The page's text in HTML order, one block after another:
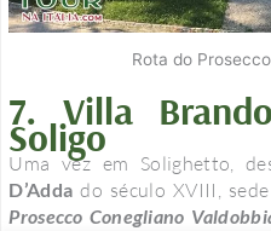
Rota do
7.Villa
Soligo
Uma vez em Solighetto,
D’Adda do século XVIII,
Prosecco Conegliano